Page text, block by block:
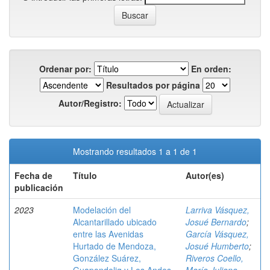
Ordenar por:
En orden:
Resultados por página
Autor/Registro:
Mostrando resultados 1 a 1 de 1
Fecha de
publicación
Título Autor(es)
2023
Modelación del
Alcantarillado ubicado
entre las Avenidas
Hurtado de Mendoza,
González Suárez,
Larriva Vásquez,
Josué Bernardo;
García Vásquez,
Josué Humberto;
Riveros Coello,